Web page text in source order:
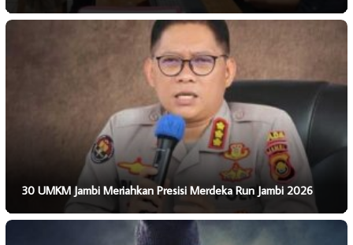
30 UMKM Jambi Meriahkan Presisi Merdeka Run Jambi 2026